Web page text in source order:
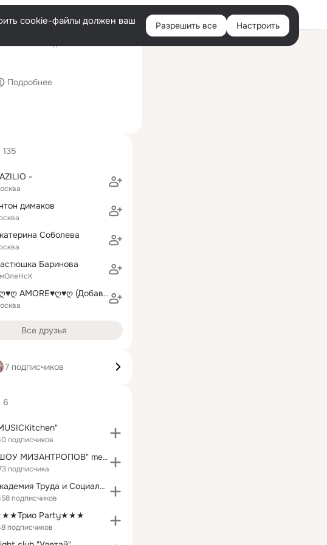
Войти
cookie-файлы должен ваш
Разрешить все Настроить
и социальных отношений (ВШПД ВЦСПС им. Н.М. Шверника)
Подробнее
135
-
димаков
Соболева
Баринова
♥ღ♥ღ AMORE♥ღ♥ღ (Добавляю только друзей)
Все друзья
7 подписчиков
6
подписчиков
"ШОУ МИЗАНТРОПОВ" megapolis 89.5 fm
подписчика
Академия Труда и Социальных Отношений
подписчиков
Party★★★
подписчиков